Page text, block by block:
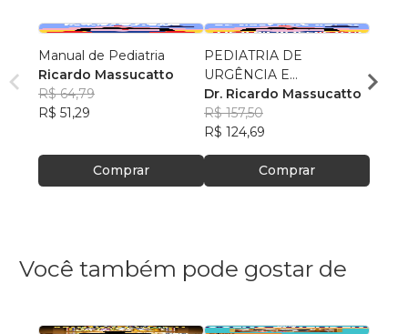
Manual de Pediatria
Ricardo Massucatto
R$ 64,79
R$ 51,29
Comprar
PEDIATRIA DE
URGÊNCIA E
EMERGÊNCIA VOLUME
2
Dr. Ricardo Massucatto
R$ 157,50
R$ 124,69
Comprar
Você também pode gostar de